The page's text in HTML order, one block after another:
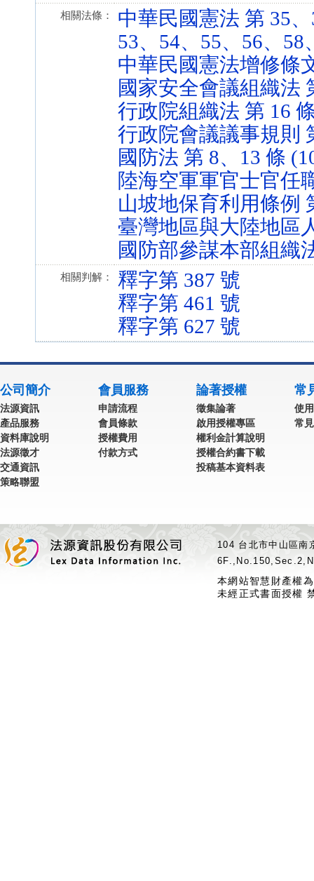
相關法條：
中華民國憲法 第 35
53、54、55、56、58
中華民國憲法增修條
國家安全會議組織法
行政院組織法 第 16
行政院會議議事規則
國防法 第 8、13 條
陸海空軍軍官士官任
山坡地保育利用條例
臺灣地區與大陸地區
國防部參謀本部組織
相關判解：
釋字第 387 號
釋字第 461 號
釋字第 627 號
公司簡介
法源資訊
產品服務
資料庫說明
法源徵才
交通資訊
策略聯盟
會員服務
申請流程
會員條款
授權費用
付款方式
論著授權
徵集論著
啟用授權專區
權利金計算說明
授權合約書下載
投稿基本資料表
常
使
常
104 台北市中山區
本網站智慧財產權
未經正式書面授權